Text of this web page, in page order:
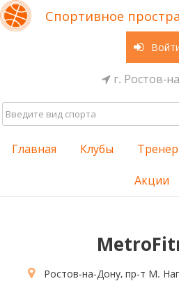
Спортивное
г. Ростов-
Главная Клубы
Акции
Ростов-на-Дону, пр-т М.